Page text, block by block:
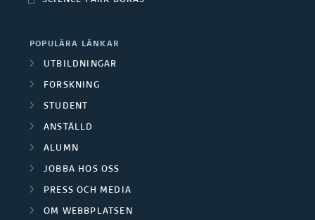
POPULÄRA LÄNKAR
UTBILDNINGAR
FORSKNING
STUDENT
ANSTÄLLD
ALUMN
JOBBA HOS OSS
PRESS OCH MEDIA
OM WEBBPLATSEN